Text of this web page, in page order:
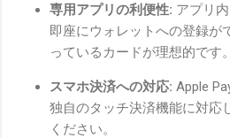
専用アプリの利便性: アプリ
即座にウォレットへの登録が
っているカードが理想的です。
スマホ決済への対応: Apple
独自のタッチ決済機能に対応
ください。